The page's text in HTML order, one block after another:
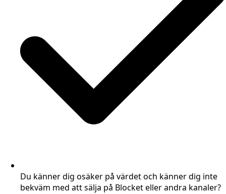
Du känner dig osäker på värdet och känner dig inte
bekväm med att sälja på Blocket eller andra kanaler?